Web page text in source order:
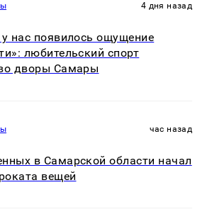
4 дня назад
нас появилось ощущение
любительский спорт
дворы Самары
час назад
в Самарской области начал
вещей